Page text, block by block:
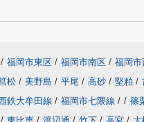
/ 福岡市東区 / 福岡市南区 / 福岡市
松 / 美野島 / 平尾 / 高砂 / 堅粕 /
鉄大牟田線 / 福岡市七隈線 / / 篠